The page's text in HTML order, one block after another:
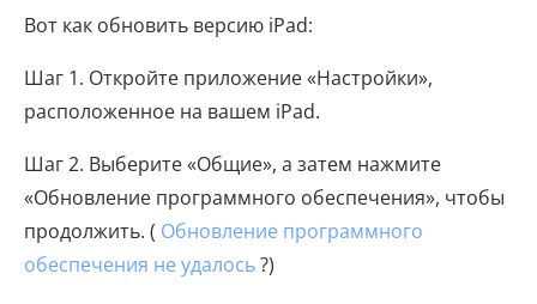
Вот как обновить версию iPad:
Шаг 1. Откройте приложение «Настройки»,
расположенное на вашем iPad.
Шаг 2. Выберите «Общие», а затем нажмите
«Обновление программного обеспечения», чтобы
продолжить. ( Обновление программного
обеспечения не удалось?)